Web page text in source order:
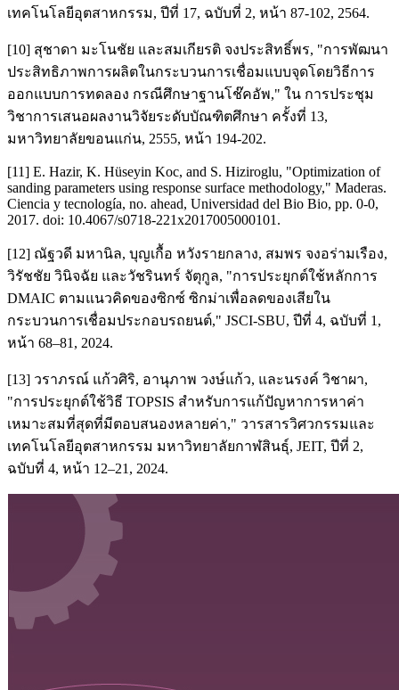
เทคโนโลยีอุตสาหกรรม, ปีที่ 17, ฉบับที่ 2, หน้า 87-102, 2564.
[10] สุชาดา มะโนชัย และสมเกียรติ จงประสิทธิ์พร, "การพัฒนา
ประสิทธิภาพการผลิตในกระบวนการเชื่อมแบบจุดโดยวิธีการ
ออกแบบการทดลอง กรณีศึกษาฐานโช๊คอัพ," ใน การประชุม
วิชาการเสนอผลงานวิจัยระดับบัณฑิตศึกษา ครั้งที่ 13,
มหาวิทยาลัยขอนแก่น, 2555, หน้า 194-202.
[11] E. Hazir, K. Hüseyin Koc, and S. Hiziroglu, "Optimization of
sanding parameters using response surface methodology," Maderas.
Ciencia y tecnología, no. ahead, Universidad del Bio Bio, pp. 0-0,
2017. doi: 10.4067/s0718-221x2017005000101.
[12] ณัฐวดี มหานิล, บุญเกื้อ หวังรายกลาง, สมพร จงอร่ามเรือง,
วิรัชชัย วินิจฉัย และวัชรินทร์ จัตุกูล, "การประยุกต์ใช้หลักการ
DMAIC ตามแนวคิดของซิกซ์ ซิกม่าเพื่อลดของเสียใน
กระบวนการเชื่อมประกอบรถยนต์," JSCI-SBU, ปีที่ 4, ฉบับที่ 1,
หน้า 68–81, 2024.
[13] วราภรณ์ แก้วศิริ, อานุภาพ วงษ์แก้ว, และนรงค์ วิชาผา,
"การประยุกต์ใช้วิธี TOPSIS สำหรับการแก้ปัญหาการหาค่า
เหมาะสมที่สุดที่มีตอบสนองหลายค่า," วารสารวิศวกรรมและ
เทคโนโลยีอุตสาหกรรม มหาวิทยาลัยกาฬสินธุ์, JEIT, ปีที่ 2,
ฉบับที่ 4, หน้า 12–21, 2024.